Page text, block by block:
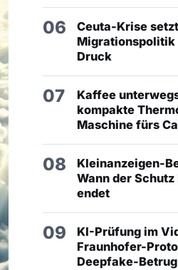
06
Ceuta-Krise
Migrationspolitik
Druck
07
Kaffee
kompakte
Maschine fürs
08
Kleinanzeigen-
Wann der
endet
09
KI-Prüfung im
Fraunhofer-
Deepfake-